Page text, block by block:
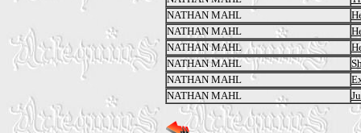
NATHAN MAHL
NATHAN MAHL
NATHAN MAHL
NATHAN MAHL
NATHAN MAHL
NATHAN MAHL